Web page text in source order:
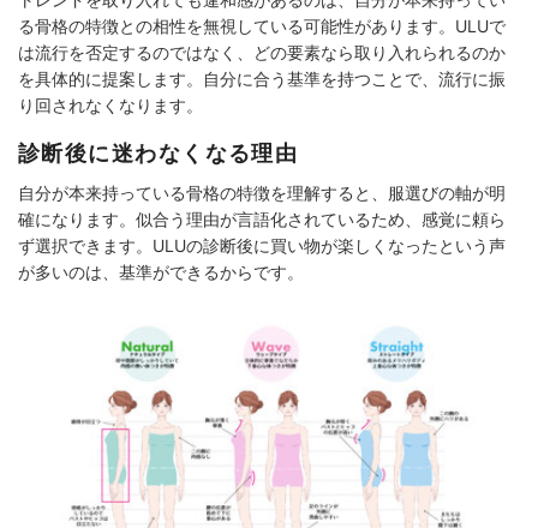
る骨格の特徴との相性を無視している可能性があります。ULUで
は流行を否定するのではなく、どの要素なら取り入れられるのか
を具体的に提案します。自分に合う基準を持つことで、流行に振
り回されなくなります。
診断後に迷わなくなる理由
自分が本来持っている骨格の特徴を理解すると、服選びの軸が明
確になります。似合う理由が言語化されているため、感覚に頼ら
ず選択できます。ULUの診断後に買い物が楽しくなったという声
が多いのは、基準ができるからです。